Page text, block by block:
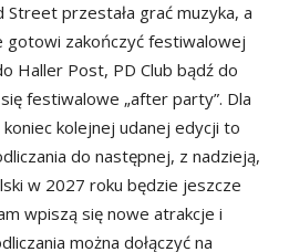
przestała grać muzyka, a
gotowi zakończyć festiwalowej
Haller Post, PD Club bądź do
festiwalowe „after party”. Dla
kolejnej udanej edycji to
do następnej, z nadzieją,
w 2027 roku będzie jeszcze
wpiszą się nowe atrakcje i
można dołączyć na